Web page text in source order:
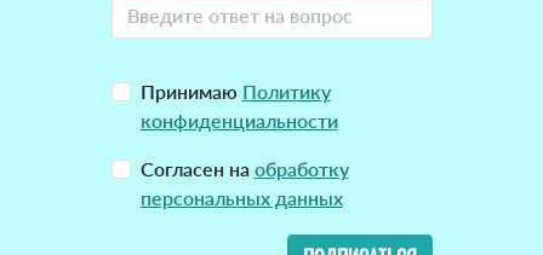
Принимаю Политику
конфиденциальности
Согласен на обработку
персональных данных